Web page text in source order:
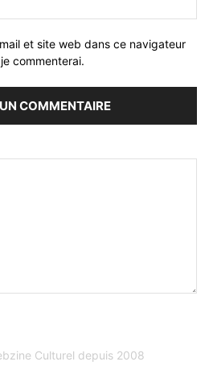
et site web dans ce navigateur
commenterai.
Culturel depuis 2008